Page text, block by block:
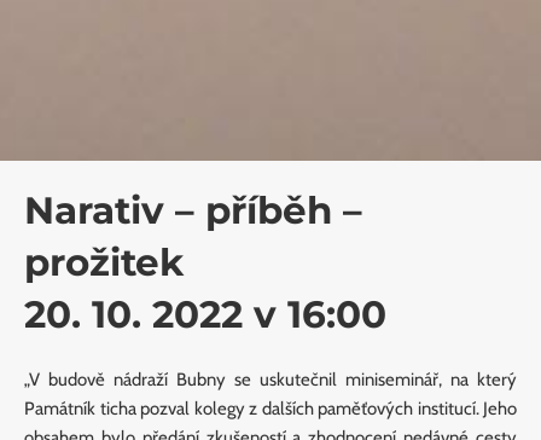
Narativ – příběh –
prožitek
20. 10. 2022 v 16:00
„V budově nádraží Bubny se uskutečnil miniseminář, na který
Památník ticha pozval kolegy z dalších paměťových institucí. Jeho